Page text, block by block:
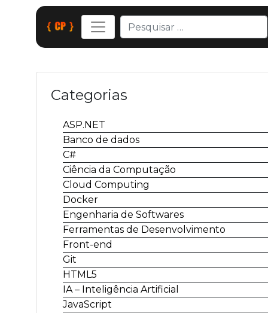
Categorias
ASP.NET
Banco de dados
C#
Ciência da Computação
Cloud Computing
Docker
Engenharia de Softwares
Ferramentas de Desenvolvimento
Front-end
Git
HTML5
IA – Inteligência Artificial
JavaScript